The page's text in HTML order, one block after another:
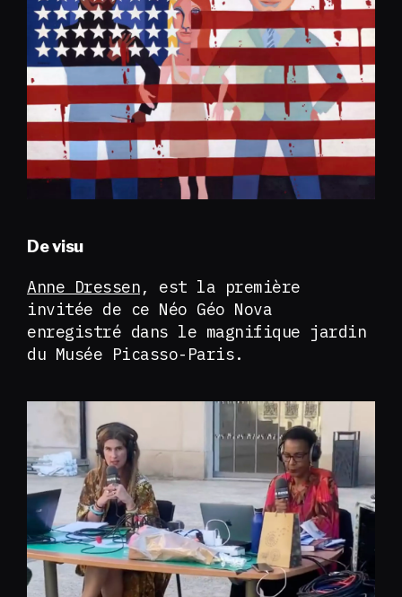
De visu
Anne Dressen, est la première
invitée de ce Néo Géo Nova
enregistré dans le magnifique jardin
du Musée Picasso-Paris.